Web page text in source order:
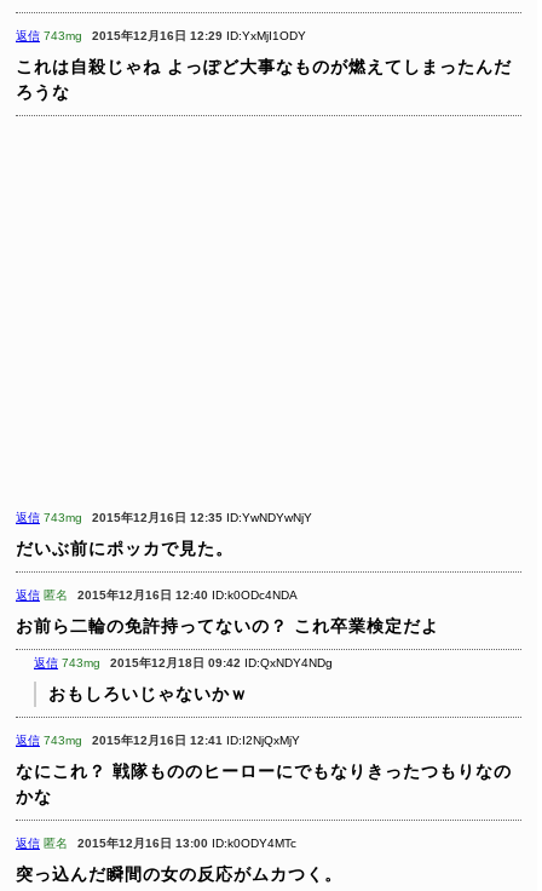
返信 743mg 2015年12月16日 12:29 ID:YxMjI1ODY
これは自殺じゃね よっぽど大事なものが燃えてしまったんだ
ろうな
返信 743mg 2015年12月16日 12:35 ID:YwNDYwNjY
だいぶ前にポッカで見た。
返信 匿名 2015年12月16日 12:40 ID:k0ODc4NDA
お前ら二輪の免許持ってないの？ これ卒業検定だよ
返信 743mg 2015年12月18日 09:42 ID:QxNDY4NDg
おもしろいじゃないかｗ
返信 743mg 2015年12月16日 12:41 ID:I2NjQxMjY
なにこれ？ 戦隊もののヒーローにでもなりきったつもりなの
かな
返信 匿名 2015年12月16日 13:00 ID:k0ODY4MTc
突っ込んだ瞬間の女の反応がムカつく。